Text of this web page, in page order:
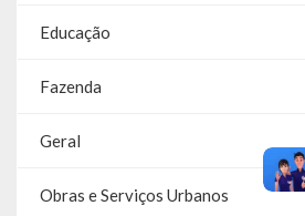
Demonstrativo de Receitas e Despesas
Educação
Fazenda
Geral
Obras e Serviços Urbanos